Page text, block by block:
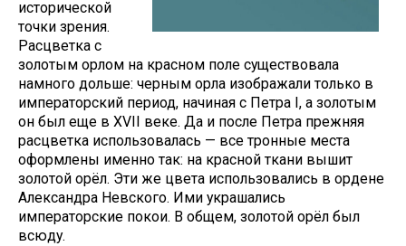
исторической
точки зрения.
Расцветка с
золотым орлом на красном поле существо­вала
намного дольше: черным орла изображали только в
император­ский период, начиная с Петра I, а золотым
он был еще в XVII веке. Да и после Петра прежняя
рас­цветка использовалась — все трон­ные места
оформлены именно так: на красной ткани вышит
золотой орёл. Эти же цвета использовались в ордене
Александра Невского. Ими украшались
императорские покои. В общем, золотой орёл был
всюду.